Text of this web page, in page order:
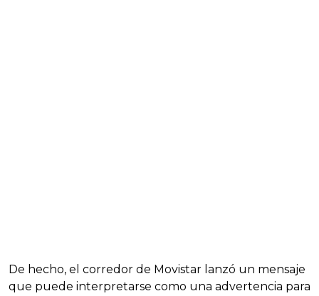
De hecho, el corredor de Movistar lanzó un mensaje
que puede interpretarse como una advertencia para